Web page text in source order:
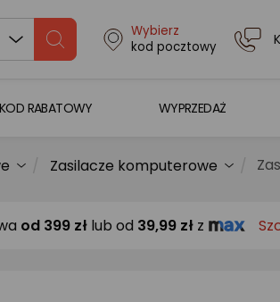
Wybierz
kod pocztowy
RABATOWY WYPRZEDAŻ
Zasilacze komputerowe
od 399 zł lub od 39,99 zł z